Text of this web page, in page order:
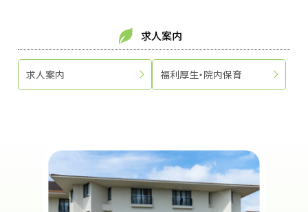
求人案内
求人案内 福利厚生・院内保育